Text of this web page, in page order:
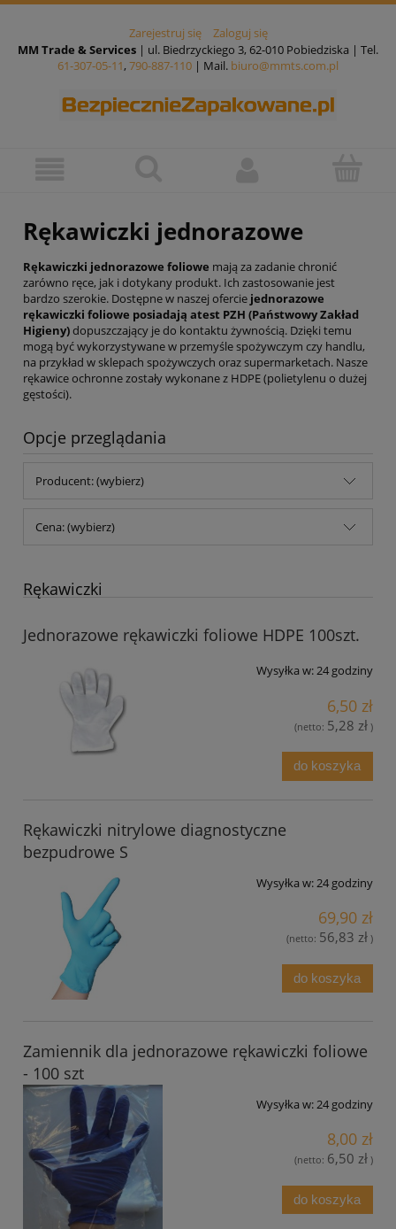
Zarejestruj się
Zaloguj się
MM Trade & Services | ul. Biedrzyckiego 3, 62-010 Pobiedziska | Tel.
61-307-05-11, 790-887-110 | Mail. biuro@mmts.com.pl
Rękawiczki jednorazowe
Rękawiczki jednorazowe foliowe mają za zadanie chronić
zarówno ręce, jak i dotykany produkt. Ich zastosowanie jest
bardzo szerokie. Dostępne w naszej ofercie jednorazowe
rękawiczki foliowe posiadają atest PZH (Państwowy Zakład
Higieny)dopuszczający je do kontaktu żywnością. Dzięki temu
mogą być wykorzystywane w przemyśle spożywczym czy handlu,
na przykład w sklepach spożywczych oraz supermarketach. Nasze
rękawice ochronne zostały wykonane z HDPE (polietylenu o dużej
gęstości).
Opcje przeglądania
Producent: (wybierz)
Cena: (wybierz)
Rękawiczki
Jednorazowe rękawiczki foliowe HDPE 100szt.
Wysyłka w:24 godziny
6,50 zł
(netto: 5,28 zł )
do koszyka
Rękawiczki nitrylowe diagnostyczne
bezpudrowe S
Wysyłka w:24 godziny
69,90 zł
(netto: 56,83 zł )
do koszyka
Zamiennik dla jednorazowe rękawiczki foliowe
- 100 szt
Wysyłka w:24 godziny
8,00 zł
(netto: 6,50 zł )
do koszyka